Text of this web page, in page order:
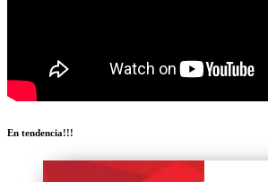
En tendencia!!!